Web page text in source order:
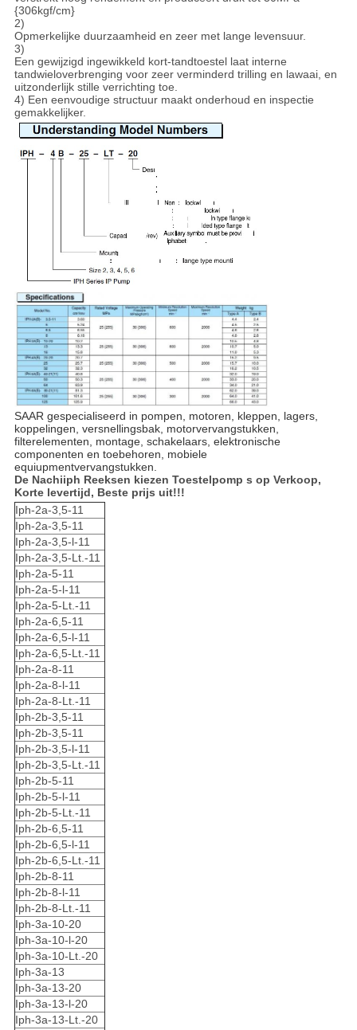
{306kgf/cm}
2)
Opmerkelijke duurzaamheid en zeer met lange levensuur.
3)
Een gewijzigd ingewikkeld kort-tandtoestel laat interne
tandwieloverbrenging voor zeer verminderd trilling en lawaai, en
uitzonderlijk stille verrichting toe.
4) Een eenvoudige structuur maakt onderhoud en inspectie
gemakkelijker.
SAAR gespecialiseerd in pompen, motoren, kleppen, lagers,
koppelingen, versnellingsbak, motorvervangstukken,
filterelementen, montage, schakelaars, elektronische
componenten en toebehoren, mobiele
equiupmentvervangstukken.
De Nachiiph Reeksen kiezen Toestelpomp s op Verkoop,
Korte levertijd, Beste prijs uit!!!
Iph-2a-3,5-11
Iph-2a-3,5-11
Iph-2a-3,5-l-11
Iph-2a-3,5-Lt.-11
Iph-2a-5-11
Iph-2a-5-l-11
Iph-2a-5-Lt.-11
Iph-2a-6,5-11
Iph-2a-6,5-l-11
Iph-2a-6,5-Lt.-11
Iph-2a-8-11
Iph-2a-8-l-11
Iph-2a-8-Lt.-11
Iph-2b-3,5-11
Iph-2b-3,5-11
Iph-2b-3,5-l-11
Iph-2b-3,5-Lt.-11
Iph-2b-5-11
Iph-2b-5-l-11
Iph-2b-5-Lt.-11
Iph-2b-6,5-11
Iph-2b-6,5-l-11
Iph-2b-6,5-Lt.-11
Iph-2b-8-11
Iph-2b-8-l-11
Iph-2b-8-Lt.-11
Iph-3a-10-20
Iph-3a-10-l-20
Iph-3a-10-Lt.-20
Iph-3a-13
Iph-3a-13-20
Iph-3a-13-l-20
Iph-3a-13-Lt.-20